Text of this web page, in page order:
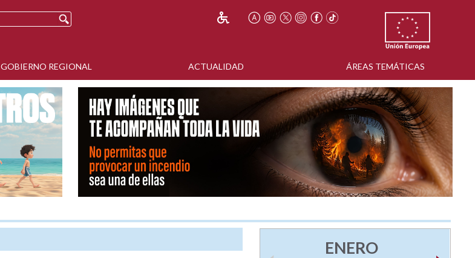
GOBIERNO REGIONAL ACTUALIDAD ÁREAS TEMÁTICAS
ENERO